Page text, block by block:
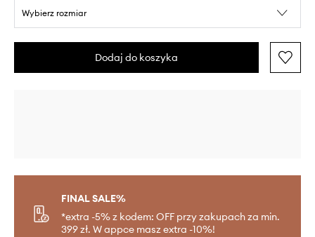
Wybierz rozmiar
Dodaj do koszyka
FINAL SALE%
*extra -5% z kodem: OFF przy zakupach za min.
399 zł. W appce masz extra -10%!